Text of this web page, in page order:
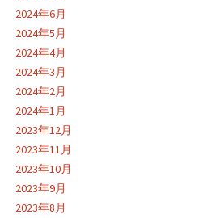
2024年6月
2024年5月
2024年4月
2024年3月
2024年2月
2024年1月
2023年12月
2023年11月
2023年10月
2023年9月
2023年8月